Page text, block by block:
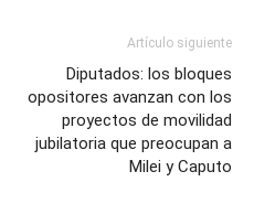
Artículo siguiente
Diputados: los bloques
opositores avanzan con los
proyectos de movilidad
jubilatoria que preocupan a
Milei y Caputo